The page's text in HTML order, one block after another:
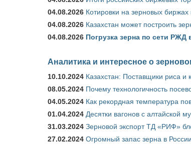
04.08.2026 Котировки на зерновых
04.08.2026 Казахстан может построить
04.08.2026 Погрузка зерна по сети РЖД
Аналитика и интересное о
10.10.2024 Казахстан: Поставщики риса и
08.05.2024 Почему технологичность
04.05.2024 Как рекордная температура
01.04.2024 Десятки вагонов с алтайской
31.03.2024 Зерновой экспорт ТД «РИФ»
27.02.2024 Огромный запас зерна в